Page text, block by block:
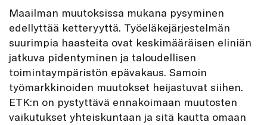
Maailman muutoksissa mukana pysyminen
edellyttää ketteryyttä. Työeläkejärjestelmän
suurimpia haasteita ovat keskimääräisen eliniän
jatkuva pidentyminen ja taloudellisen
toimintaympäristön epävakaus. Samoin
työmarkkinoiden muutokset heijastuvat siihen.
ETK:n on pystyttävä ennakoimaan muutosten
vaikutukset yhteiskuntaan ja sitä kautta omaan